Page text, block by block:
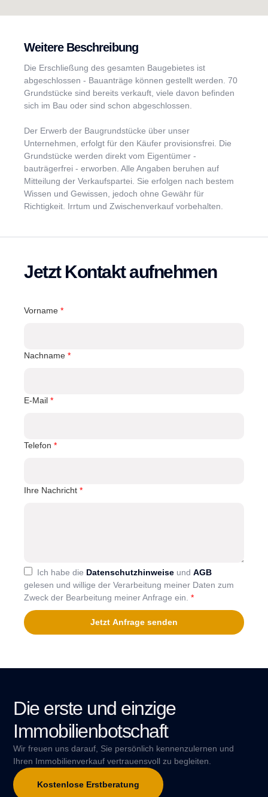
Weitere Beschreibung
Die Erschließung des gesamten Baugebietes ist
abgeschlossen - Bauanträge können gestellt werden. 70
Grundstücke sind bereits verkauft, viele davon befinden
sich im Bau oder sind schon abgeschlossen.
Der Erwerb der Baugrundstücke über unser
Unternehmen, erfolgt für den Käufer provisionsfrei. Die
Grundstücke werden direkt vom Eigentümer -
bauträgerfrei - erworben. Alle Angaben beruhen auf
Mitteilung der Verkaufspartei. Sie erfolgen nach bestem
Wissen und Gewissen, jedoch ohne Gewähr für
Richtigkeit. Irrtum und Zwischenverkauf vorbehalten.
Jetzt Kontakt aufnehmen
Vorname *
Nachname *
E-Mail *
Telefon *
Ihre Nachricht *
Ich habe die Datenschutzhinweise und AGB
gelesen und willige der Verarbeitung meiner Daten zum
Zweck der Bearbeitung meiner Anfrage ein. *
Jetzt Anfrage senden
Die erste und einzige
Immobilienbotschaft
Wir freuen uns darauf, Sie persönlich kennenzulernen und
Ihren Immobilienverkauf vertrauensvoll zu begleiten.
Kostenlose Erstberatung